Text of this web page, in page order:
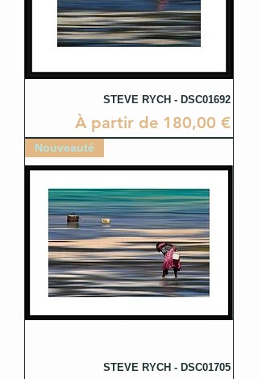
STEVE RYCH - DSC01692
À partir de 180,00 €
Prix promotionnel
Nouveauté
STEVE RYCH - DSC01705